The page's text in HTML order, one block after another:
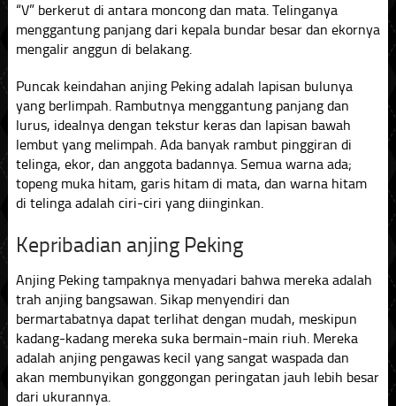
“V” berkerut di antara moncong dan mata. Telinganya
menggantung panjang dari kepala bundar besar dan ekornya
mengalir anggun di belakang.
Puncak keindahan anjing Peking adalah lapisan bulunya
yang berlimpah. Rambutnya menggantung panjang dan
lurus, idealnya dengan tekstur keras dan lapisan bawah
lembut yang melimpah. Ada banyak rambut pinggiran di
telinga, ekor, dan anggota badannya. Semua warna ada;
topeng muka hitam, garis hitam di mata, dan warna hitam
di telinga adalah ciri-ciri yang diinginkan.
Kepribadian anjing Peking
Anjing Peking tampaknya menyadari bahwa mereka adalah
trah anjing bangsawan. Sikap menyendiri dan
bermartabatnya dapat terlihat dengan mudah, meskipun
kadang-kadang mereka suka bermain-main riuh. Mereka
adalah anjing pengawas kecil yang sangat waspada dan
akan membunyikan gonggongan peringatan jauh lebih besar
dari ukurannya.